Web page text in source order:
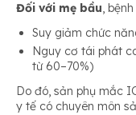
Đối với mẹ bầu,
Suy giảm chức
Nguy cơ tái phát
từ 60–70%)
Do đó, sản phụ mắc
y tế có chuyên môn